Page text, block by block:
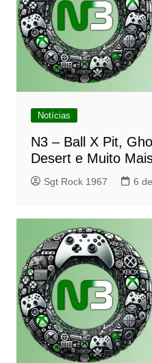
Notícias
N3 – Ball X Pit,
Desert e Muito
Sgt Rock 1967 6